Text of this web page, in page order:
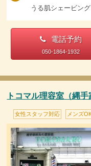
うる肌シェービン
電話予約
050-1864-1932
トコマル理容室（縄手
女性スタッフ対応 メンズ